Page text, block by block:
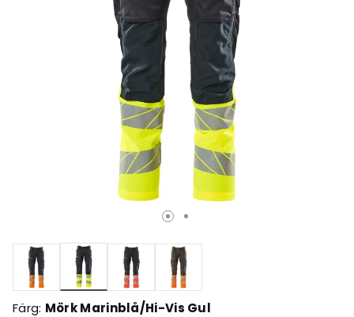
Valda
Färg: Mörk Marinblå/Hi-Vis Gul